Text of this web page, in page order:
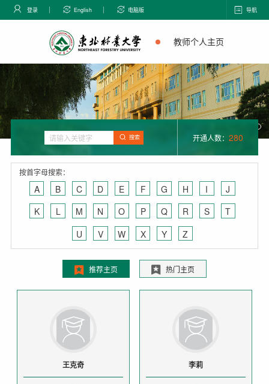
登录 English 电脑版 导航
教师个人主页
搜索 开通人数： 280
按首字母搜索：
A B C D E F G H I
J
K
L M N O P Q R S
T
U
V W X Y Z
推荐主页 热门主页
王克奇 李莉